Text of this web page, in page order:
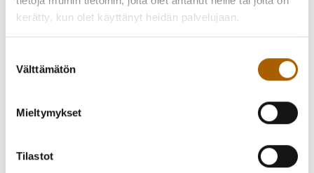
kerätty, kun olet käyttänyt heidän palvelujaan.
valinta
Välttämätön
Mieltymykset
Tilastot